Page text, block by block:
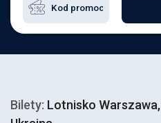
Bilety: Lotnisko